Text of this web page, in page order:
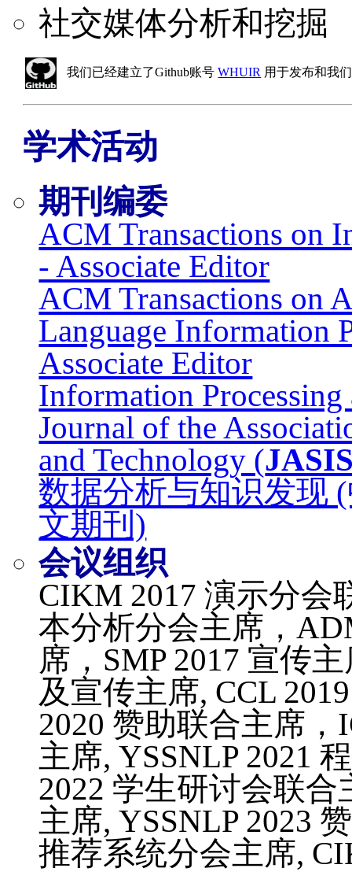
社交媒体分析和挖掘
我们已经建立了Github账号WHUIR 用于发布和我
学术活动
期刊编委
ACM Transactions on
- Associate Editor
ACM Transactions on
Language Information
Associate Editor
Information Processing
Journal of the
and Technology (
数据分析与知识发现
文期刊)
会议组织
CIKM 2017 演示分会
本分析分会主席，
席，SMP 2017 宣传
及宣传主席, CCL
2020 赞助联合主席
主席, YSSNLP 2021
2022 学生研讨会联合
主席, YSSNLP 2023
推荐系统分会主席,